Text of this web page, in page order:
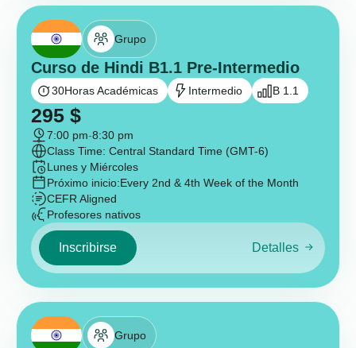
Grupo
Curso de Hindi B1.1 Pre-Intermedio
30Horas Académicas Intermedio B 1.1
295 $
7:00 pm-8:30 pm
Class Time: Central Standard Time (GMT-6)
Lunes y Miércoles
Próximo inicio:Every 2nd & 4th Week of the Month
CEFR Aligned
Profesores nativos
Inscribirse Detalles
Grupo